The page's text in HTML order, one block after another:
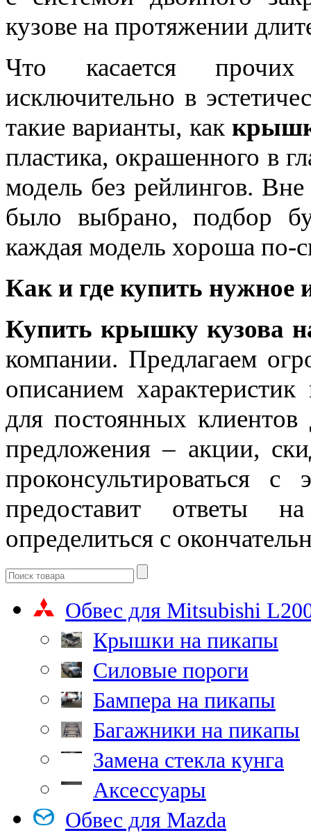
кузове на протяжении
Что касается
исключительно в
такие варианты, как
пластика, окрашенного в
модель без рейлингов. Вне
было выбрано, подбор
каждая модель хороша по-
Как и где купить нужное
Купить крышку кузова
компании. Предлагаем
описанием
для постоянных
предложения – акции,
проконсультироваться
предоставит ответы
определиться с
Обвес для Mitsubishi
Крышки на пикапы
Силовые пороги
Бампера на пикапы
Багажники на пикапы
Замена стекла кунга
Аксессуары
Обвес для Mazda